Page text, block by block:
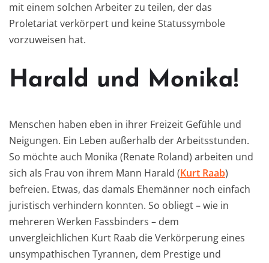
mit einem solchen Arbeiter zu teilen, der das
Proletariat verkörpert und keine Statussymbole
vorzuweisen hat.
Harald und Monika!
Menschen haben eben in ihrer Freizeit Gefühle und
Neigungen. Ein Leben außerhalb der Arbeitsstunden.
So möchte auch Monika (Renate Roland) arbeiten und
sich als Frau von ihrem Mann Harald (Kurt Raab)
befreien. Etwas, das damals Ehemänner noch einfach
juristisch verhindern konnten. So obliegt – wie in
mehreren Werken Fassbinders – dem
unvergleichlichen Kurt Raab die Verkörperung eines
unsympathischen Tyrannen, dem Prestige und